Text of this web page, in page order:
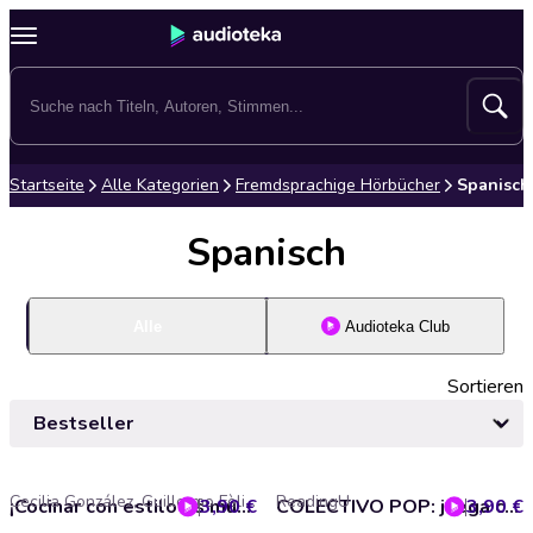
Startseite Alle Kategorien Fremdsprachige Hörbücher Spanisch
Spanisch
Audioteka Club
Sortieren
¡Cocinar con estilo es muy fácil! (Completo)Cecilia González, Guillermo Fèlix, Leandro Ávalos Blacha
3,90 € COLECTIVO POP: juega con tus amigos (Completo)
ReadingU 3,90 €